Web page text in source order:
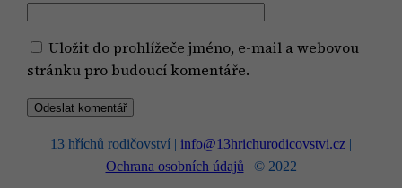
Uložit do prohlížeče jméno, e-mail a webovou
stránku pro budoucí komentáře.
13 hříchů rodičovství | info@13hrichurodicovstvi.cz |
Ochrana osobních údajů| © 2022